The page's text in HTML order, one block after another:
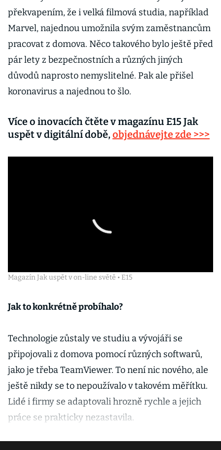
překvapením, že i velká filmová studia, například
Marvel, najednou umožnila svým zaměstnancům
pracovat z domova. Něco takového bylo ještě před
pár lety z bezpečnostních a různých jiných
důvodů naprosto nemyslitelné. Pak ale přišel
koronavirus a najednou to šlo.
Více o inovacích čtěte v magazínu E15 Jak
uspět v digitální době, objednávejte zde >>>
Magazín Jak uspět v on-line světě • E15
Jak to konkrétně probíhalo?
Technologie zůstaly ve studiu a vývojáři se
připojovali z domova pomocí různých softwarů,
jako je třeba TeamViewer. To není nic nového, ale
ještě nikdy se to nepoužívalo v takovém měřítku.
Lidé i firmy se adaptovali hrozně rychle a jejich
práce se prakticky nezastavila.